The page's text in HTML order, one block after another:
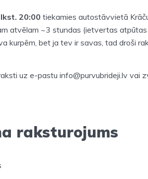
20:00 tiekamies autostāvvietā
atvēlam ~3 stundas (ietvertas
kurpēm, bet ja tev ir savas, tad droši
uz e-pastu info@purvubrideji.lv
raksturojums